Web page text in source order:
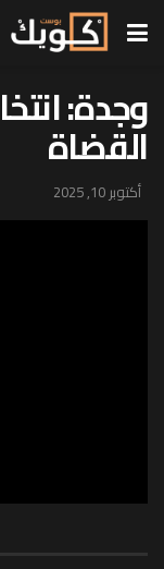
وجدة:
القضاة
أكتوبر 10, 2025